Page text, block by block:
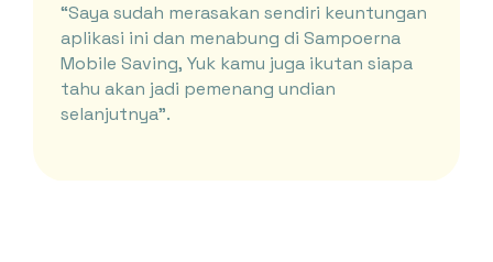
“Saya sudah merasakan sendiri keuntungan
aplikasi ini dan menabung di Sampoerna
Mobile Saving, Yuk kamu juga ikutan siapa
tahu akan jadi pemenang undian
selanjutnya”.